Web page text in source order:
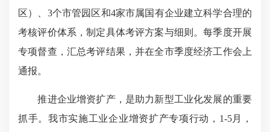
区）、3个市管园区和4家市属国有企业建立科学合理的
考核评价体系，制定具体考评方案与细则。每季度开展
专项督查，汇总考评结果，并在全市季度经济工作会上
通报。
推进企业增资扩产，是助力新型工业化发展的重要
抓手。我市实施工业企业增资扩产专项行动，1-5月，